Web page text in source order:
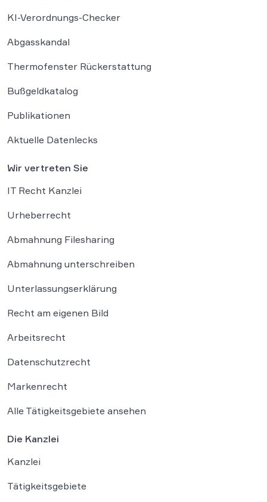
KI-Verordnungs-Checker
Abgasskandal
Thermofenster Rückerstattung
Bußgeldkatalog
Publikationen
Aktuelle Datenlecks
Wir vertreten Sie
IT Recht Kanzlei
Urheberrecht
Abmahnung Filesharing
Abmahnung unterschreiben
Unterlassungserklärung
Recht am eigenen Bild
Arbeitsrecht
Datenschutzrecht
Markenrecht
Alle Tätigkeitsgebiete ansehen
Die Kanzlei
Kanzlei
Tätigkeitsgebiete